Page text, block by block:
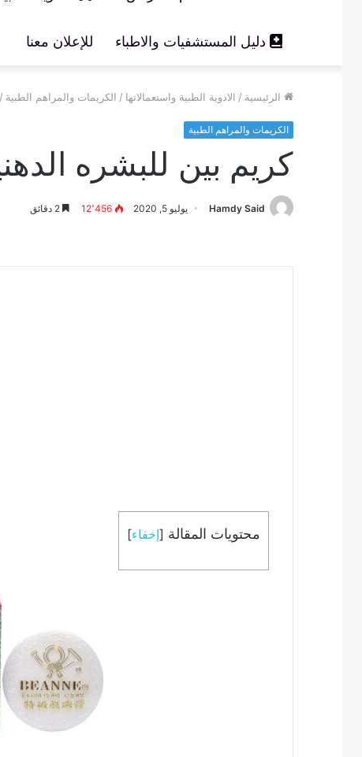
دليل المستشفيات والاطباء للإعلان معنا
الرئيسية / الادوية الطبية واستعمالاتها / الكريمات والمراهم الطبية /
الكريمات والمراهم الطبية
كريم بين للبشره
Hamdy Said يوليو 5, 2020 12٬456
محتويات المقالة [إخفاء]